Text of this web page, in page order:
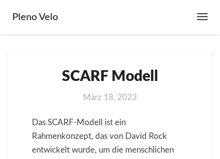
Toggle
Pleno Velo
Modell
SCARF Modell
März 18, 2023
Das SCARF-Modell ist ein
Rahmenkonzept, das von David Rock
entwickelt wurde, um die menschlichen